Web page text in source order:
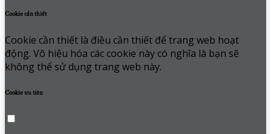
Cookie cần thiết
Cookie cần thiết là điều cần thiết để trang web hoạt
động. Vô hiệu hóa các cookie này có nghĩa là bạn sẽ
không thể sử dụng trang web này.
Cookie ưu tiên